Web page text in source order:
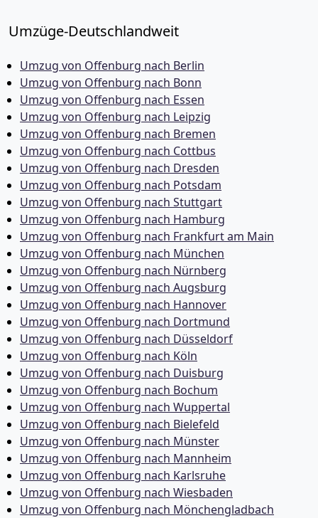
Umzüge-Deutschlandweit
Umzug von Offenburg nach Berlin
Umzug von Offenburg nach Bonn
Umzug von Offenburg nach Essen
Umzug von Offenburg nach Leipzig
Umzug von Offenburg nach Bremen
Umzug von Offenburg nach Cottbus
Umzug von Offenburg nach Dresden
Umzug von Offenburg nach Potsdam
Umzug von Offenburg nach Stuttgart
Umzug von Offenburg nach Hamburg
Umzug von Offenburg nach Frankfurt am Main
Umzug von Offenburg nach München
Umzug von Offenburg nach Nürnberg
Umzug von Offenburg nach Augsburg
Umzug von Offenburg nach Hannover
Umzug von Offenburg nach Dortmund
Umzug von Offenburg nach Düsseldorf
Umzug von Offenburg nach Köln
Umzug von Offenburg nach Duisburg
Umzug von Offenburg nach Bochum
Umzug von Offenburg nach Wuppertal
Umzug von Offenburg nach Bielefeld
Umzug von Offenburg nach Münster
Umzug von Offenburg nach Mannheim
Umzug von Offenburg nach Karlsruhe
Umzug von Offenburg nach Wiesbaden
Umzug von Offenburg nach Mönchen­gladbach